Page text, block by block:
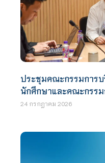
ประชุมคณะกรรมการบ
นักศึกษาและคณะกรร
24 กรกฎาคม 2026